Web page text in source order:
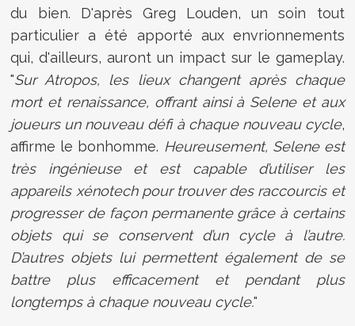
du bien. D'après Greg Louden, un soin tout
particulier a été apporté aux envrionnements
qui, d'ailleurs, auront un impact sur le gameplay.
"Sur Atropos, les lieux changent après chaque
mort et renaissance, offrant ainsi à Selene et aux
joueurs un nouveau défi à chaque nouveau cycle,
affirme le bonhomme. Heureusement, Selene est
très ingénieuse et est capable d’utiliser les
appareils xénotech pour trouver des raccourcis et
progresser de façon permanente grâce à certains
objets qui se conservent d’un cycle à l’autre.
D’autres objets lui permettent également de se
battre plus efficacement et pendant plus
longtemps à chaque nouveau cycle."